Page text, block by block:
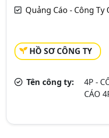
Quảng Cáo - Công Ty
HỒ SƠ CÔNG TY
Tên công ty:
4P -
CÁO